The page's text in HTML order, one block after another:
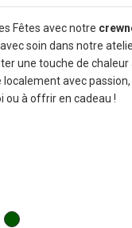
Fêtes avec notre
soin dans notre
une touche de
localement avec
ou à offrir en cadeau !
Vert